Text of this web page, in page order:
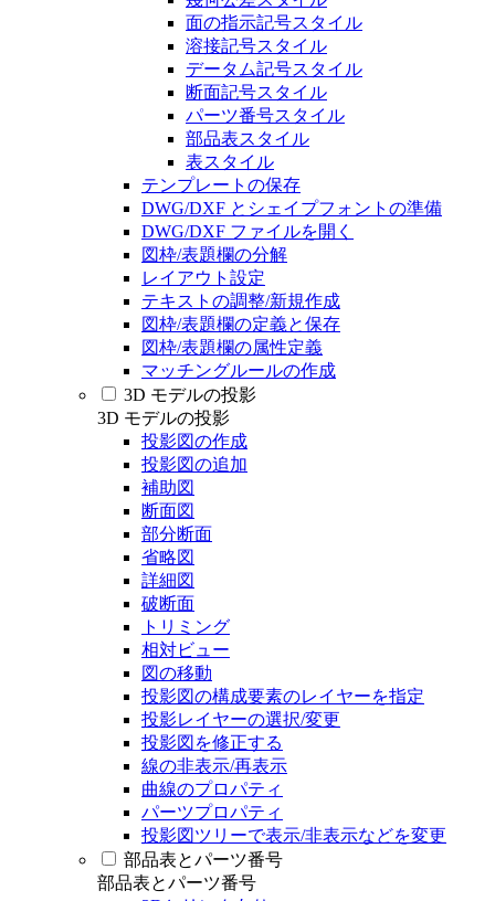
面の指示記号スタイル
溶接記号スタイル
データム記号スタイル
断面記号スタイル
パーツ番号スタイル
部品表スタイル
表スタイル
テンプレートの保存
DWG/DXF とシェイプフォントの準備
DWG/DXF ファイルを開く
図枠/表題欄の分解
レイアウト設定
テキストの調整/新規作成
図枠/表題欄の定義と保存
図枠/表題欄の属性定義
マッチングルールの作成
3D モデルの投影
3D モデルの投影
投影図の作成
投影図の追加
補助図
断面図
部分断面
省略図
詳細図
破断面
トリミング
相対ビュー
図の移動
投影図の構成要素のレイヤーを指定
投影レイヤーの選択/変更
投影図を修正する
線の非表示/再表示
曲線のプロパティ
パーツプロパティ
投影図ツリーで表示/非表示などを変更
部品表とパーツ番号
部品表とパーツ番号